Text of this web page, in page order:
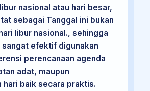
nasional atau hari besar,
sebagai Tanggal ini bukan
libur nasional., sehingga
sangat efektif digunakan
perencanaan agenda
adat, maupun
hari baik secara praktis.